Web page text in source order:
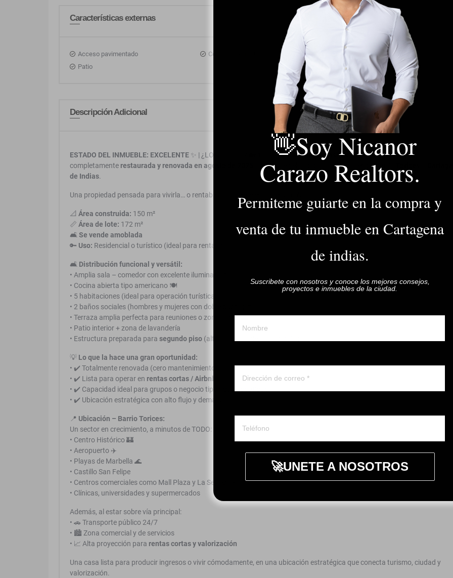
Características externas
Acceso pavimentado Centros comerciales
Colegios / Universidades
Patio
Descripción Adicional
ESTADO DEL INMUEBLE: EXCELENTE ✨ | ¿LO QUIERES? 🏡🌴 En venta exclusiva casa de estilo mediterráneo
completamente restaurada y renovada en agosto de 2025 , ubicada en el tradicional y estratégico barrio
de Indias.
Una propiedad pensada para vivirla… o rentabilizarla desde el primer día 💰
📐 Área construida: 150 m²
📏 Área de lote: 172 m²
🛋️ Se vende amoblada
🔑 Uso: Residencial o turístico (ideal para rentas cortas)
🛋️ Distribución funcional y versátil:
• Amplia sala – comedor con excelente iluminación
• Cocina abierta tipo americano 🍽️
• 5 habitaciones (ideal para operación turística)
• 2 baños sociales (hombres y mujeres con doble ducha) 🚿
• Terraza amplia perfecta para reuniones o zona social 🌅
• Patio interior + zona de lavandería
• Estructura preparada para segundo piso (alto potencial de valorización) 📈
💡 Lo que la hace una gran oportunidad:
• ✔️ Totalmente renovada (cero mantenimiento)
• ✔️ Lista para operar en rentas cortas / Airbnb
• ✔️ Capacidad ideal para grupos o negocio tipo hostal boutique
• ✔️ Ubicación estratégica con alto flujo y demanda
📍 Ubicación – Barrio Torices:
Un sector en crecimiento, a minutos de TODO:
• Centro Histórico 🏰
• Aeropuerto ✈️
• Playas de Marbella 🌊
• Castillo San Felipe
• Centros comerciales como Mall Plaza y La Serrezuela
• Clínicas, universidades y supermercados
Además, al estar sobre vía principal:
• 🚗 Transporte público 24/7
• 🏙️ Zona comercial y de servicios
• 📈 Alta proyección para rentas cortas y valorización
Una casa lista para producir ingresos o vivir cómodamente, en una ubicación estratégica que conecta turismo, ciudad y
valorización.
👋Soy Nicanor
Carazo Realtors.
Permiteme guiarte en la compra y
venta de tu inmueble en Cartagena
de indias.
Suscribete con nosotros y conoce los mejores consejos,
proyectos e inmuebles de la ciudad.
🚀UNETE A NOSOTROS